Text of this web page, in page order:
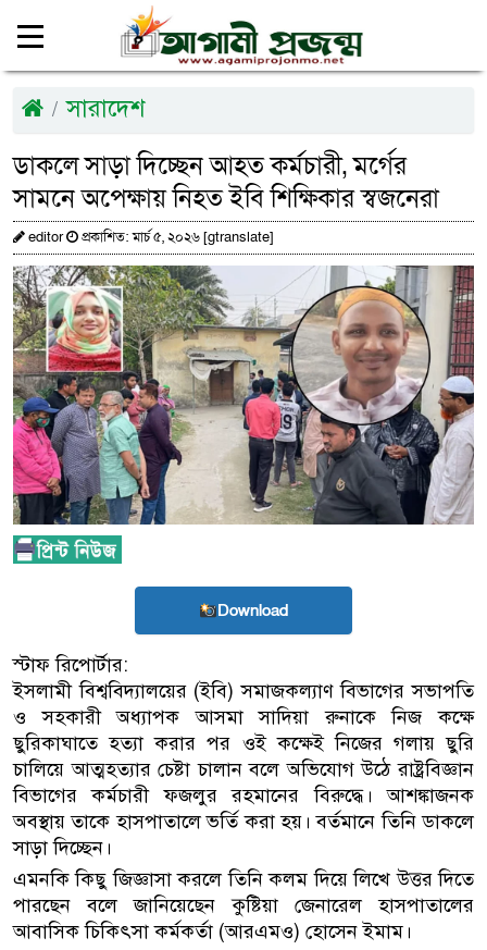
সারাদেশ
ডাকলে সাড়া দিচ্ছেন আহত কর্মচারী, মর্গের
সামনে অপেক্ষায় নিহত ইবি শিক্ষিকার স্বজনেরা
editor প্রকাশিত: মার্চ ৫, ২০২৬ [gtranslate]
Download
স্টাফ রিপোর্টার:
ইসলামী বিশ্ববিদ্যালয়ের (ইবি) সমাজকল্যাণ বিভাগের সভাপতি
ও সহকারী অধ্যাপক আসমা সাদিয়া রুনাকে নিজ কক্ষে
ছুরিকাঘাতে হত্যা করার পর ওই কক্ষেই নিজের গলায় ছুরি
চালিয়ে আত্মহত্যার চেষ্টা চালান বলে অভিযোগ উঠে রাষ্ট্রবিজ্ঞান
বিভাগের কর্মচারী ফজলুর রহমানের বিরুদ্ধে। আশঙ্কাজনক
অবস্থায় তাকে হাসপাতালে ভর্তি করা হয়। বর্তমানে তিনি ডাকলে
সাড়া দিচ্ছেন।
এমনকি কিছু জিজ্ঞাসা করলে তিনি কলম দিয়ে লিখে উত্তর দিতে
পারছেন বলে জানিয়েছেন কুষ্টিয়া জেনারেল হাসপাতালের
আবাসিক চিকিৎসা কর্মকর্তা (আরএমও) হোসেন ইমাম।